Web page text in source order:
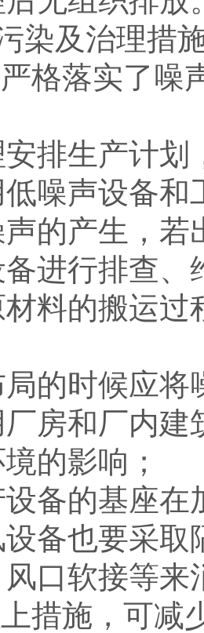
染及治理措
格落实了噪
排生产计划
噪声设备和
的产生，若
进行排查
料的搬运过
的时候应将
房和厂内
的影响；
备的基座在
备也要采取
口软接等来
措施，可减